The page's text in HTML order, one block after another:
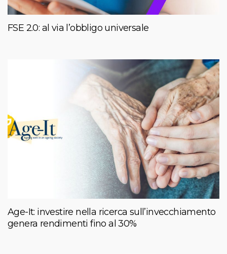
FSE 2.0: al via l’obbligo universale
Age-It: investire nella ricerca sull’invecchiamento
genera rendimenti fino al 30%